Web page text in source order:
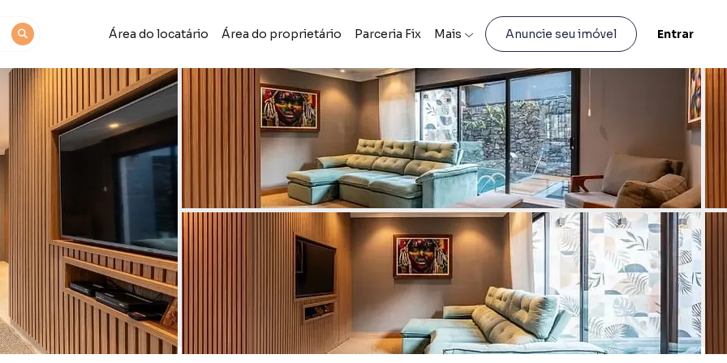
Área do locatário Área do proprietário Parceria Fix Mais Anuncie seu imóvel Entrar